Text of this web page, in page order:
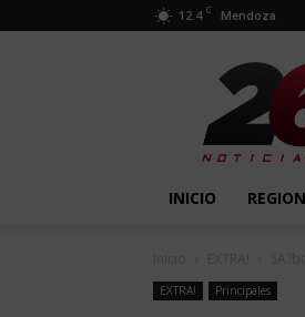
12.4 C Mendoza
2634
Diario
INICIO
EXTRA! Principales